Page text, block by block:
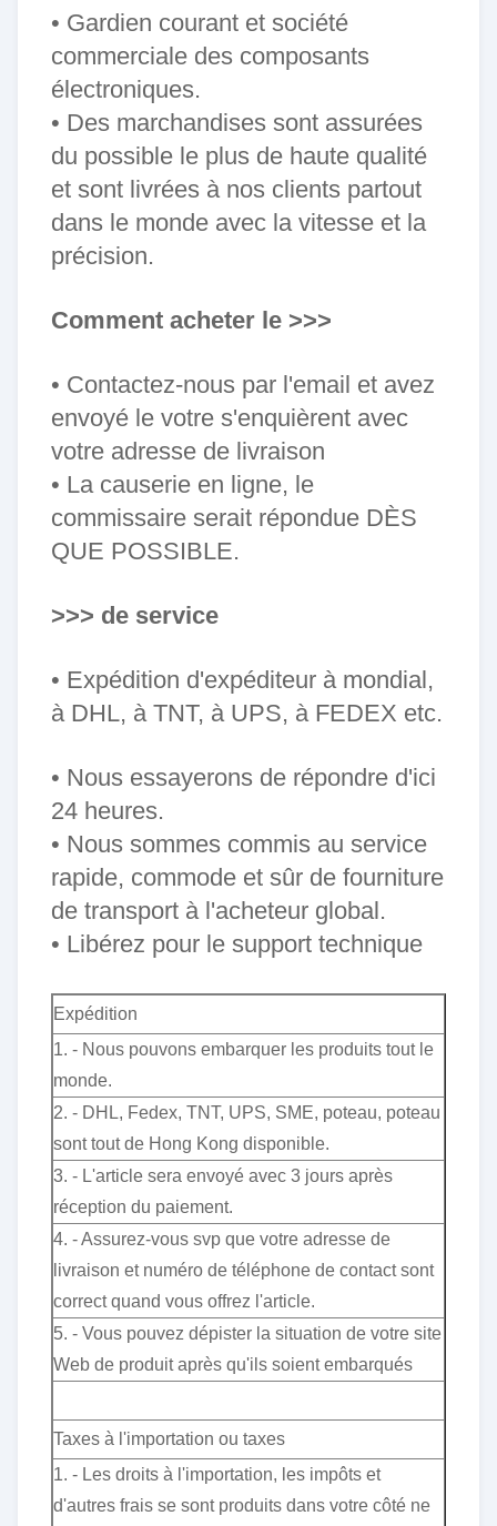
• Gardien courant et société
commerciale des composants
électroniques.
• Des marchandises sont assurées
du possible le plus de haute qualité
et sont livrées à nos clients partout
dans le monde avec la vitesse et la
précision.
Comment acheter le >>>
• Contactez-nous par l'email et avez
envoyé le votre s'enquièrent avec
votre adresse de livraison
• La causerie en ligne, le
commissaire serait répondue DÈS
QUE POSSIBLE.
>>> de service
• Expédition d'expéditeur à mondial,
à DHL, à TNT, à UPS, à FEDEX etc.
• Nous essayerons de répondre d'ici
24 heures.
• Nous sommes commis au service
rapide, commode et sûr de fourniture
de transport à l'acheteur global.
• Libérez pour le support technique
Expédition
1. - Nous pouvons embarquer les produits tout le
monde.
2. - DHL, Fedex, TNT, UPS, SME, poteau, poteau
sont tout de Hong Kong disponible.
3. - L'article sera envoyé avec 3 jours après
réception du paiement.
4. - Assurez-vous svp que votre adresse de
livraison et numéro de téléphone de contact sont
correct quand vous offrez l'article.
5. - Vous pouvez dépister la situation de votre site
Web de produit après qu'ils soient embarqués
Taxes à l'importation ou taxes
1. - Les droits à l'importation, les impôts et
d'autres frais se sont produits dans votre côté ne